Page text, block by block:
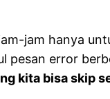
jam hanya
error
kita bisa skip